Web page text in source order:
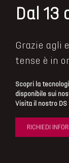
Dal 13
Grazie agli
tense è in
Scopri la
disponibile sui
Visita il nostro
RICHIEDI